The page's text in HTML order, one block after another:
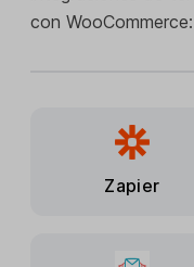
con WooCommerce:
Zapier